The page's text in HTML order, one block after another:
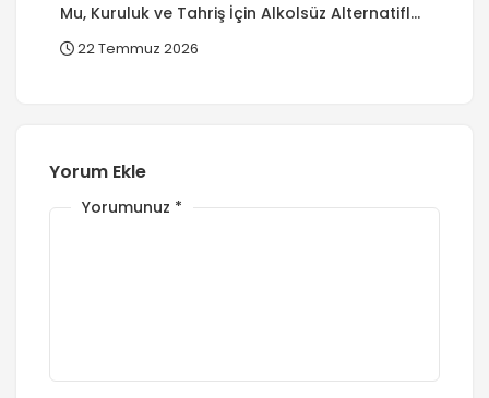
Mu, Kuruluk ve Tahriş İçin Alkolsüz Alternatifler
Var Mı?
22 Temmuz 2026
Yorum Ekle
Yorumunuz *